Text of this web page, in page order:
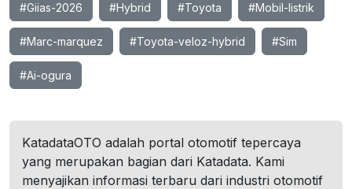
#Giias-2026 #Hybrid #Toyota #Mobil-listrik
#Marc-marquez #Toyota-veloz-hybrid #Sim
#Ai-ogura
KatadataOTO adalah portal otomotif tepercaya
yang merupakan bagian dari Katadata. Kami
menyajikan informasi terbaru dari industri otomotif